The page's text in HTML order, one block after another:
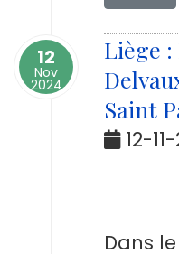
12
Nov
2024
Liège :
Saint
12-
Dans